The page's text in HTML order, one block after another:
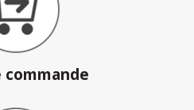
commande